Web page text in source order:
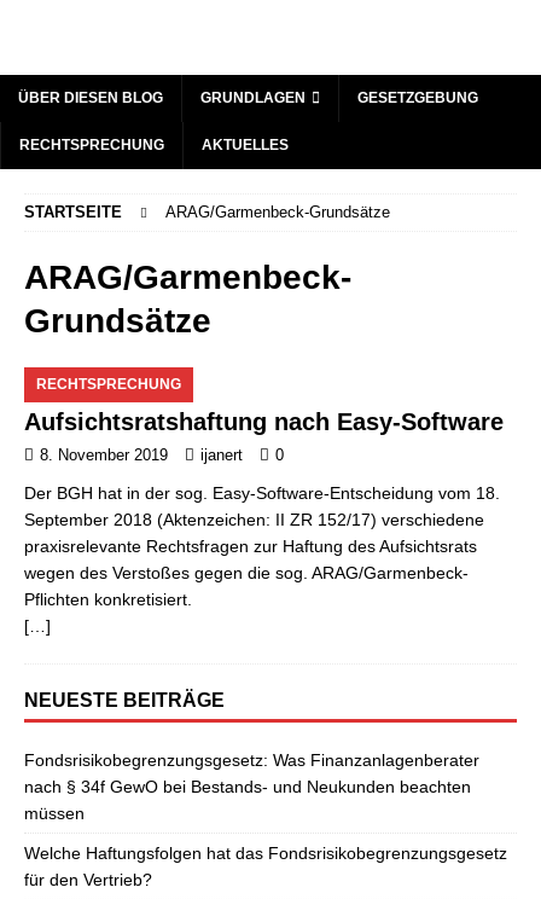
ÜBER DIESEN BLOG GRUNDLAGEN GESETZGEBUNG
RECHTSPRECHUNG AKTUELLES
STARTSEITE ARAG/Garmenbeck-Grundsätze
ARAG/Garmenbeck-
Grundsätze
RECHTSPRECHUNG
Aufsichtsratshaftung nach Easy-Software
8. November 2019 ijanert 0
Der BGH hat in der sog. Easy-Software-Entscheidung vom 18.
September 2018 (Aktenzeichen: II ZR 152/17) verschiedene
praxisrelevante Rechtsfragen zur Haftung des Aufsichtsrats
wegen des Verstoßes gegen die sog. ARAG/Garmenbeck-
Pflichten konkretisiert.
[…]
NEUESTE BEITRÄGE
Fondsrisikobegrenzungsgesetz: Was Finanzanlagenberater
nach § 34f GewO bei Bestands- und Neukunden beachten
müssen
Welche Haftungsfolgen hat das Fondsrisikobegrenzungsgesetz
für den Vertrieb?